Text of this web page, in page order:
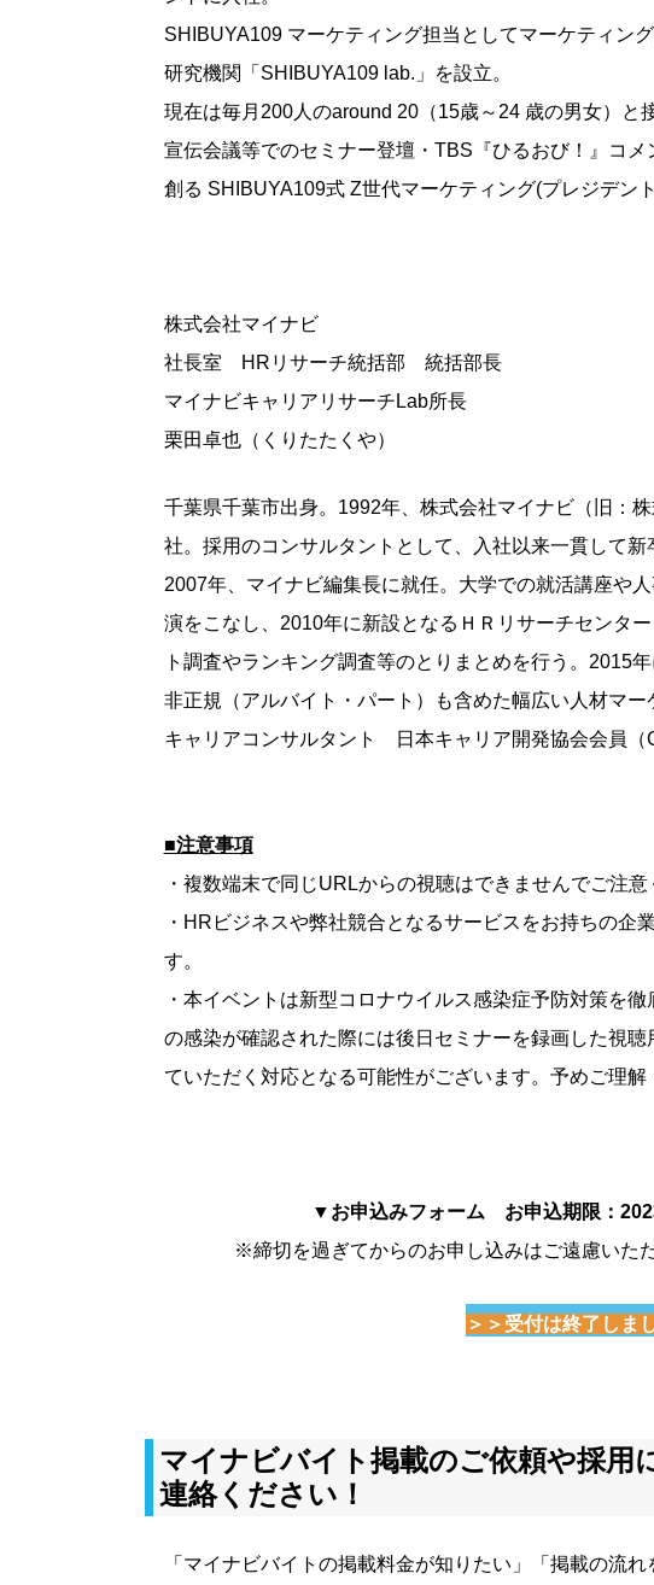
SHIBUYA109 マーケティング担当としてマーケティン
研究機関「SHIBUYA109 lab.」を設立。
現在は毎月200人のaround 20（15歳～24 歳の男女）と
宣伝会議等でのセミナー登壇・TBS『ひるおび！』コ
創る SHIBUYA109式 Z世代マーケティング(プレジデン
株式会社マイナビ
社長室 HRリサーチ統括部 統括部長
マイナビキャリアリサーチLab所長
栗田卓也（くりたたくや）
千葉県千葉市出身。1992年、株式会社マイナビ（旧：
社。採用のコンサルタントとして、入社以来一貫して新
2007年、マイナビ編集長に就任。大学での就活講座や
演をこなし、2010年に新設となるＨＲリサーチセンタ
ト調査やランキング調査等のとりまとめを行う。2015
非正規（アルバイト・パート）も含めた幅広い人材マー
キャリアコンサルタント 日本キャリア開発協会会員（
■注意事項
・複数端末で同じURLからの視聴はできませんでご注意
・HRビジネスや弊社競合となるサービスをお持ちの企
す。
・本イベントは新型コロナウイルス感染症予防対策を
の感染が確認された際には後日セミナーを録画した視
ていただく対応となる可能性がございます。予めご理解
▼お申込みフォーム お申込期限：
※締切を過ぎてからのお申し込みはご遠慮いた
＞＞受付は終了しま
マイナビバイト掲載のご依頼や採用
連絡ください！
「マイナビバイトの掲載料金が知りたい」「掲載の流